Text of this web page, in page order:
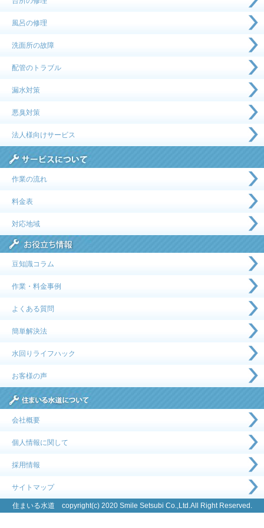
風呂の修理
洗面所の故障
配管のトラブル
漏水対策
悪臭対策
法人様向けサービス
作業の流れ
料金表
対応地域
豆知識コラム
作業・料金事例
よくある質問
簡単解決法
水回りライフハック
お客様の声
会社概要
個人情報に関して
採用情報
サイトマップ
住まいる水道 copyright(c) 2020 Smile Setsubi Co.,Ltd.All Right Reserved.